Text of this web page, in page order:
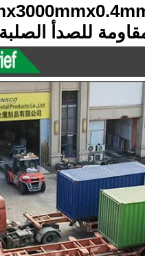
للصدأ الصلبة